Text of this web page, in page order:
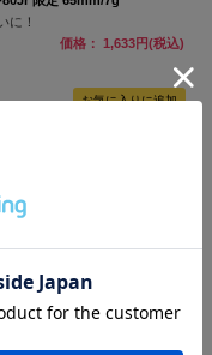
に！
価格： 1,633円(税込)
マグナム 115mm/18g
1091 65mm/7g